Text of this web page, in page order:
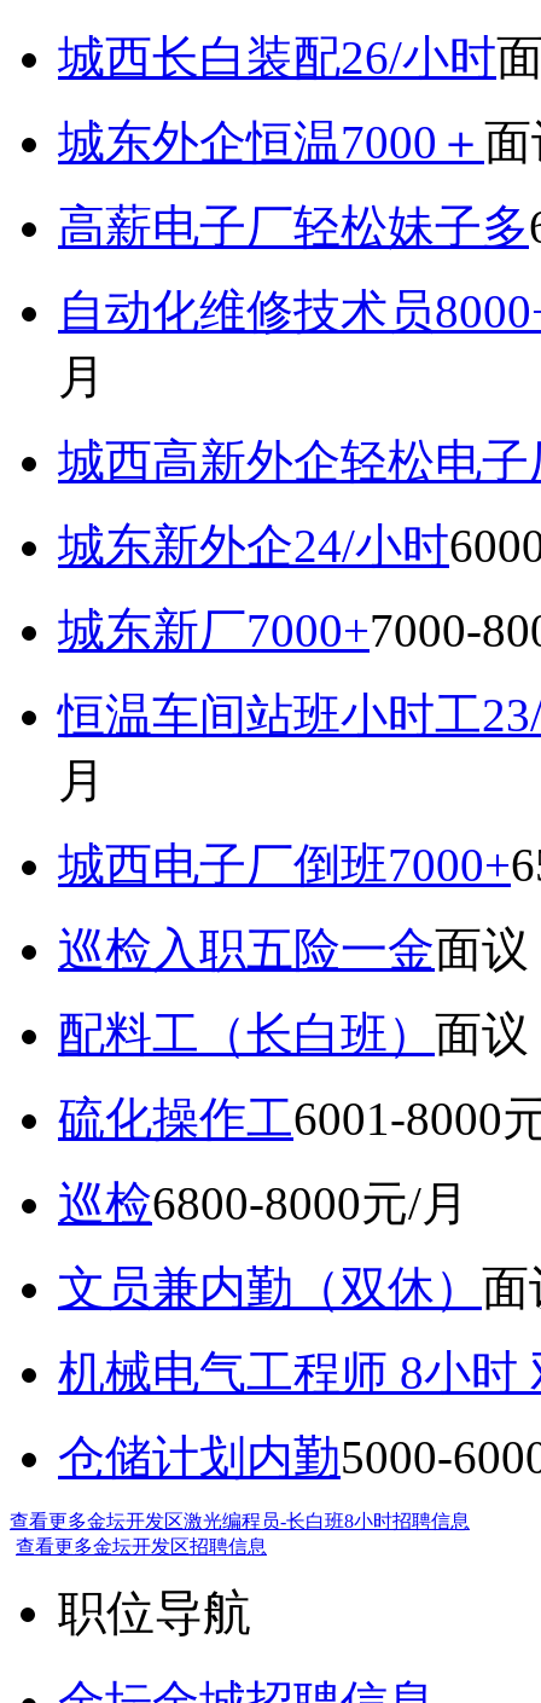
城西长白装配26/小时
城东外企恒温7000＋
高薪电子厂轻松妹子多
自动化维修技术员
月
城西高新外企轻松电子
城东新外企24/小时
城东新厂7000+7000-
恒温车间站班小时工
月
城西电子厂倒班7000+
巡检入职五险一金面议
配料工（长白班） 面议
硫化操作工6001-8000
巡检6800-8000元/月
文员兼内勤（双休） 面
机械电气工程师 8小时
仓储计划内勤5000-
查看更多金坛开发区激光编程员-长白班8小时招聘信息
查看更多金坛开发区招聘信息
职位导航